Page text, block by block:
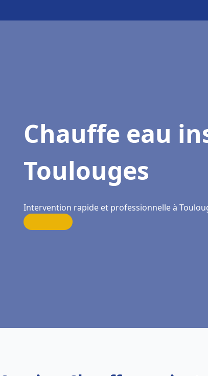
Chauffe eau
Toulouges
Intervention rapide et professionnelle à